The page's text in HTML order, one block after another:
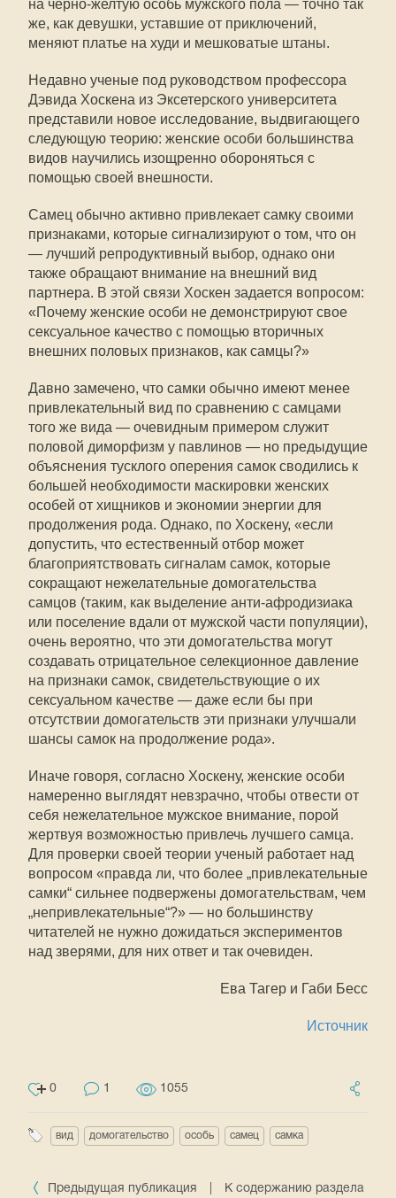
на черно-желтую особь мужского пола — точно так
же, как девушки, уставшие от приключений,
меняют платье на худи и мешковатые штаны.
Недавно ученые под руководством профессора
Дэвида Хоскена из Эксетерского университета
представили новое исследование, выдвигающего
следующую теорию: женские особи большинства
видов научились изощренно обороняться с
помощью своей внешности.
Самец обычно активно привлекает самку своими
признаками, которые сигнализируют о том, что он
— лучший репродуктивный выбор, однако они
также обращают внимание на внешний вид
партнера. В этой связи Хоскен задается вопросом:
«Почему женские особи не демонстрируют свое
сексуальное качество с помощью вторичных
внешних половых признаков, как самцы?»
Давно замечено, что самки обычно имеют менее
привлекательный вид по сравнению с самцами
того же вида — очевидным примером служит
половой диморфизм у павлинов — но предыдущие
объяснения тусклого оперения самок сводились к
большей необходимости маскировки женских
особей от хищников и экономии энергии для
продолжения рода. Однако, по Хоскену, «если
допустить, что естественный отбор может
благоприятствовать сигналам самок, которые
сокращают нежелательные домогательства
самцов (таким, как выделение анти-афродизиака
или поселение вдали от мужской части популяции),
очень вероятно, что эти домогательства могут
создавать отрицательное селекционное давление
на признаки самок, свидетельствующие о их
сексуальном качестве — даже если бы при
отсутствии домогательств эти признаки улучшали
шансы самок на продолжение рода».
Иначе говоря, согласно Хоскену, женские особи
намеренно выглядят невзрачно, чтобы отвести от
себя нежелательное мужское внимание, порой
жертвуя возможностью привлечь лучшего самца.
Для проверки своей теории ученый работает над
вопросом «правда ли, что более „привлекательные
самки“ сильнее подвержены домогательствам, чем
„непривлекательные“?» — но большинству
читателей не нужно дожидаться экспериментов
над зверями, для них ответ и так очевиден.
Ева Тагер и Габи Бесс
Источник
0 1 1055
вид домогательство особь самец самка
Предыдущая публикация
К содержанию раздела